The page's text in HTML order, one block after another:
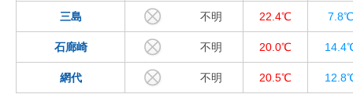
三島 不明 22.4℃ 7.8℃
石廊崎 不明 20.0℃
網代 不明 20.5℃